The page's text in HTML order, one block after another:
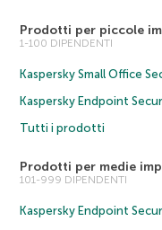
Prodotti per piccole
1-100 DIPENDENTI
Kaspersky Small Office
Kaspersky Endpoint
Tutti i prodotti
Prodotti per medie
101-999 DIPENDENTI
Kaspersky Endpoint